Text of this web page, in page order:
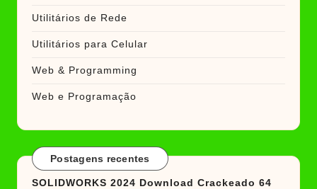
Utilitários de Rede
Utilitários para Celular
Web & Programming
Web e Programação
Postagens recentes
SOLIDWORKS 2024 Download Crackeado 64